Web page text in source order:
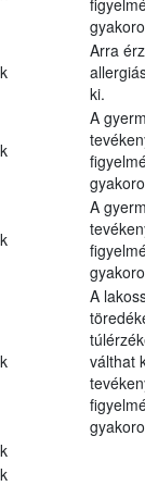
Arra
ki.
A
A
A
válthat